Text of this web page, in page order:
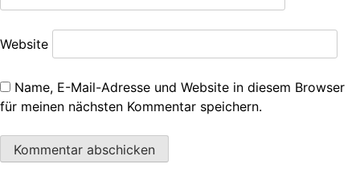
Website
Name, E-Mail-Adresse und Website in diesem Browser
für meinen nächsten Kommentar speichern.